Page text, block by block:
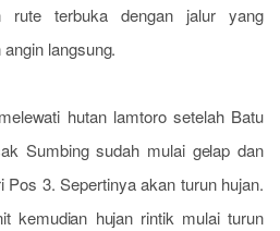
rute terbuka dengan jalur yang
langsung.
hutan lamtoro setelah Batu
Sumbing sudah mulai gelap dan
3. Sepertinya akan turun hujan.
kemudian hujan rintik mulai turun